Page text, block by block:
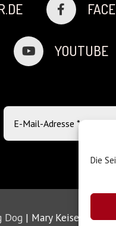
Die
YOUTUBE
Dog | Mary Keiser